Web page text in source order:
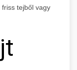
tejből vagy